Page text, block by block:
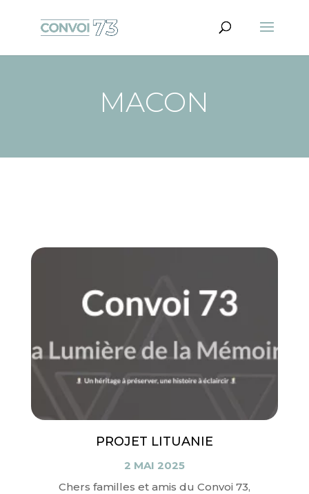
MACON
PROJET LITUANIE
2 MAI 2025
Chers familles et amis du Convoi 73,